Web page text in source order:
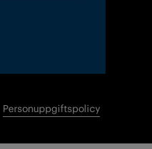
Personuppgiftspolicy